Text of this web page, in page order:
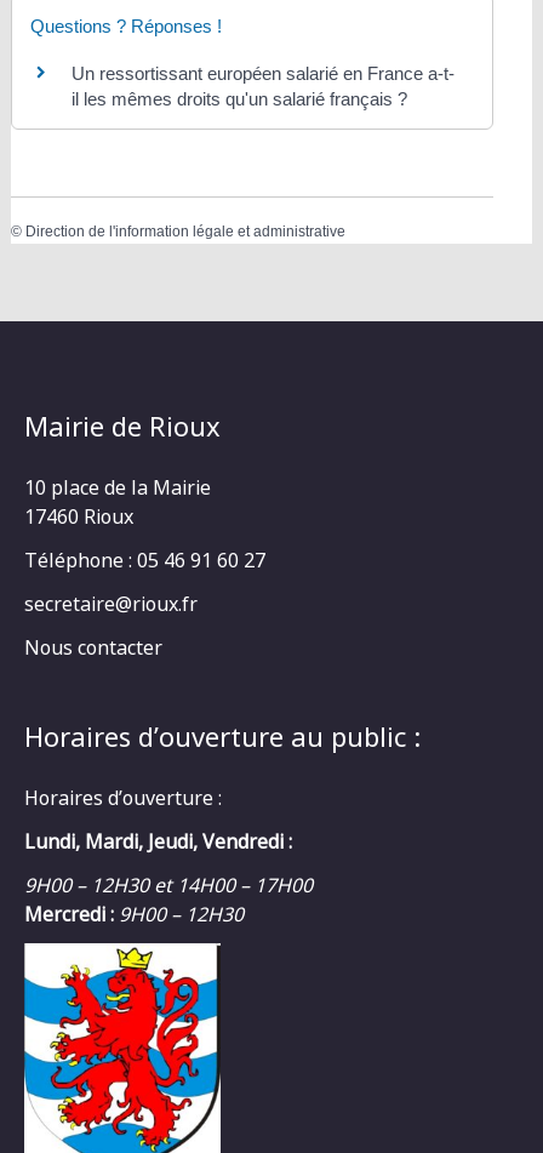
Questions ? Réponses !
Un ressortissant européen salarié en France a-t-
il les mêmes droits qu'un salarié français ?
© Direction de l'information légale et administrative
Mairie de Rioux
10 place de la Mairie
17460 Rioux
Téléphone : 05 46 91 60 27
secretaire@rioux.fr
Nous contacter
Horaires d’ouverture au public :
Horaires d’ouverture :
Lundi, Mardi, Jeudi, Vendredi :
9H00 – 12H30 et 14H00 – 17H00
Mercredi : 9H00 – 12H30